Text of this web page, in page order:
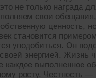
не только награда
свои
ценность,
становится
уподобиться. Он
энергией. Жизнь
каждое выполненное
росту. Честность —